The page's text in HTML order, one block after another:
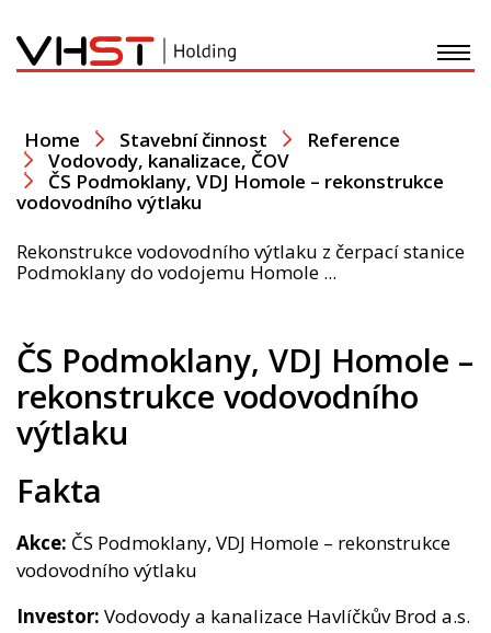
Stavební činnost
Development
Plastové výrobky
Home Stavební činnost
Reference
Vodovody, kanalizace, ČOV
ČS Podmoklany, VDJ Homole – rekonstrukce
vodovodního výtlaku
Rekonstrukce vodovodního výtlaku z čerpací stanice
Podmoklany do vodojemu Homole ...
ČS Podmoklany, VDJ Homole –
rekonstrukce vodovodního
výtlaku
Fakta
Akce: ČS Podmoklany, VDJ Homole – rekonstrukce
vodovodního výtlaku
Investor: Vodovody a kanalizace Havlíčkův Brod a.s.